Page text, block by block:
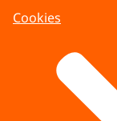
Cookies